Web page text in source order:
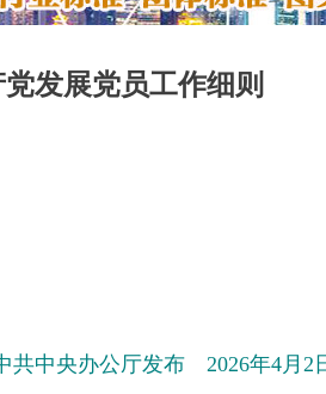
发展党员工作细则
共中央办公厅发布 2026年4月